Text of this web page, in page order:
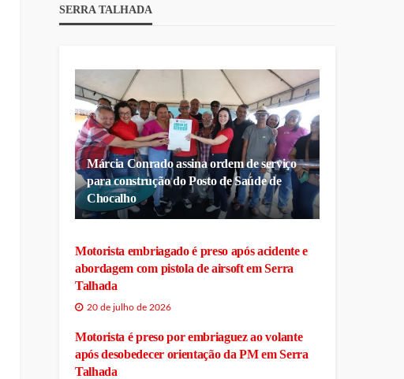
SERRA TALHADA
Márcia Conrado assina ordem de serviço
para construção do Posto de Saúde de
Chocalho
Motorista embriagado é preso após acidente e
abordagem com pistola de airsoft em Serra
Talhada
20 de julho de 2026
Motorista é preso por embriaguez ao volante
após desobedecer orientação da PM em Serra
Talhada